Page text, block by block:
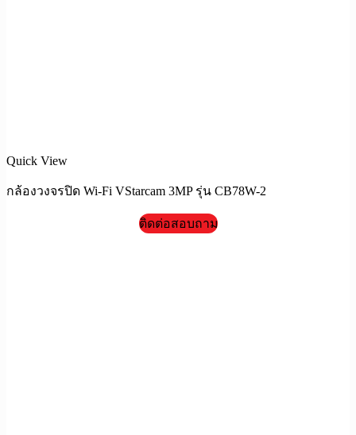
Quick View
กล้องวงจรปิด Wi-Fi VStarcam 3MP รุ่น CB78W-2
ติดต่อสอบถาม